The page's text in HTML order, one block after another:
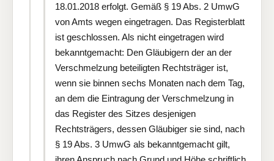
18.01.2018 erfolgt. Gemäß § 19 Abs. 2 UmwG
von Amts wegen eingetragen. Das Registerblatt
ist geschlossen. Als nicht eingetragen wird
bekanntgemacht: Den Gläubigern der an der
Verschmelzung beteiligten Rechtsträger ist,
wenn sie binnen sechs Monaten nach dem Tag,
an dem die Eintragung der Verschmelzung in
das Register des Sitzes desjenigen
Rechtsträgers, dessen Gläubiger sie sind, nach
§ 19 Abs. 3 UmwG als bekanntgemacht gilt,